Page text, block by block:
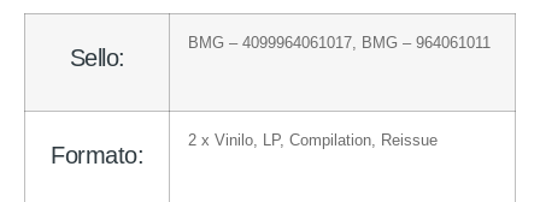
Sello:
BMG – 4099964061017 BMG – 964061011
Formato:
2 x Vinilo , LP, Compilation, Reissue